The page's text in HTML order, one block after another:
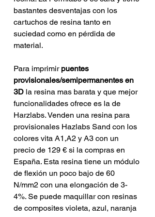
bastantes desventajas con los
cartuchos de resina tanto en
suciedad como en pérdida de
material.
Para imprimir puentes
provisionales/semipermanentes en
3D la resina mas barata y que mejor
funcionalidades ofrece es la de
Harzlabs. Venden una resina para
provisionales Hazlabs Sand con los
colores vita A1,A2 y A3 con un
precio de 129 € si la compras en
España. Esta resina tiene un módulo
de flexión un poco bajo de 60
N/mm2 con una elongación de 3-
4%. Se puede maquillar con resinas
de composites violeta, azul, naranja